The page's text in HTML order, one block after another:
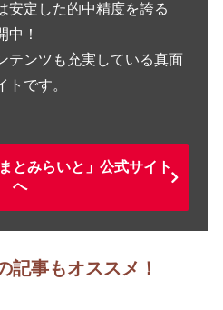
安定した的中精度を誇る
中！
テンツも充実している真面
トです。
とみらいと」公式サイト
へ
記事もオススメ！